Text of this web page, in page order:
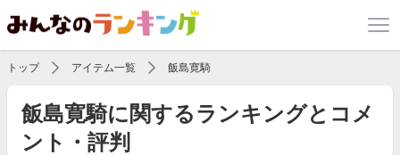
トップ アイテム一覧 飯島寛騎
飯島寛騎に関するランキングとコメ
ント・評判